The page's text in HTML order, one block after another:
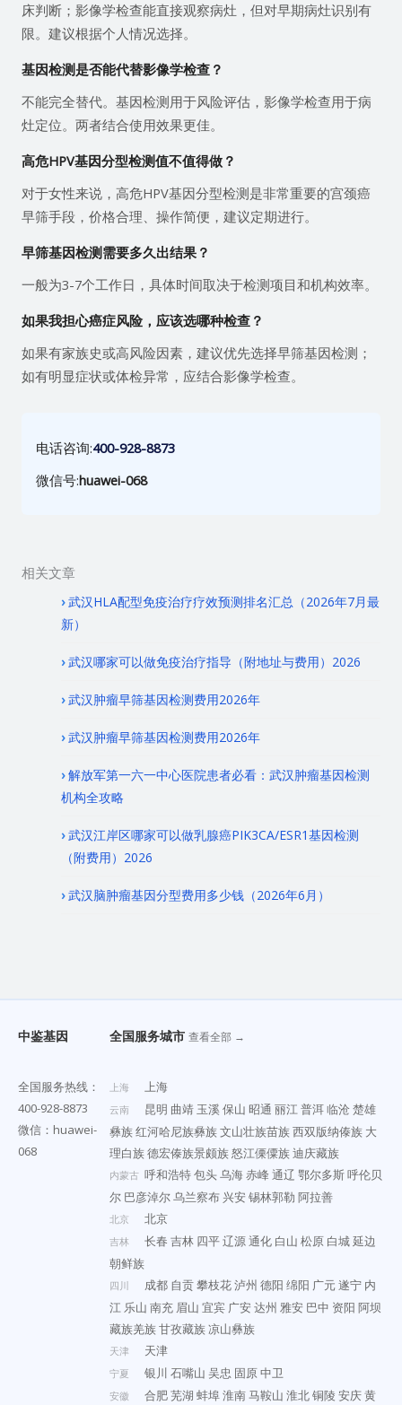
床判断；影像学检查能直接观察病灶，但对早期病灶识别有
限。建议根据个人情况选择。
基因检测是否能代替影像学检查？
不能完全替代。基因检测用于风险评估，影像学检查用于病
灶定位。两者结合使用效果更佳。
高危HPV基因分型检测值不值得做？
对于女性来说，高危HPV基因分型检测是非常重要的宫颈癌
早筛手段，价格合理、操作简便，建议定期进行。
早筛基因检测需要多久出结果？
一般为3-7个工作日，具体时间取决于检测项目和机构效率。
如果我担心癌症风险，应该选哪种检查？
如果有家族史或高风险因素，建议优先选择早筛基因检测；
如有明显症状或体检异常，应结合影像学检查。
电话咨询:400-928-8873
微信号:huawei-068
相关文章
武汉HLA配型免疫治疗疗效预测排名汇总（2026年7月最
新）
武汉哪家可以做免疫治疗指导（附地址与费用）2026
武汉肿瘤早筛基因检测费用2026年
武汉肿瘤早筛基因检测费用2026年
解放军第一六一中心医院患者必看：武汉肿瘤基因检测
机构全攻略
武汉江岸区哪家可以做乳腺癌PIK3CA/ESR1基因检测
（附费用）2026
武汉脑肿瘤基因分型费用多少钱（2026年6月）
中鉴基因
全国服务热线：
400-928-8873
微信：huawei-
068
全国服务城市 查看全部 →
上海 上海
云南 昆明 曲靖 玉溪保山 昭通 丽江普洱临沧楚雄
彝族红河哈尼族彝族文山壮族苗族西双版纳傣族 大
理白族德宏傣族景颇族怒江傈僳族迪庆藏族
内蒙古 呼和浩特包头乌海赤峰通辽 鄂尔多斯呼伦贝
尔 巴彦淖尔乌兰察布 兴安锡林郭勒 阿拉善
北京 北京
吉林 长春 吉林 四平辽源通化 白山 松原 白城延边
朝鲜族
四川 成都 自贡攀枝花泸州 德阳 绵阳 广元遂宁 内
江 乐山 南充 眉山 宜宾 广安达州 雅安 巴中 资阳 阿坝
藏族羌族甘孜藏族凉山彝族
天津 天津
宁夏 银川 石嘴山 吴忠 固原中卫
安徽 合肥芜湖 蚌埠淮南马鞍山 淮北铜陵 安庆黄